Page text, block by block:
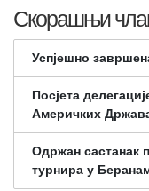
Скорашњи
Успјешно
Посјета
Америчких
Одржан састанак
турнира у